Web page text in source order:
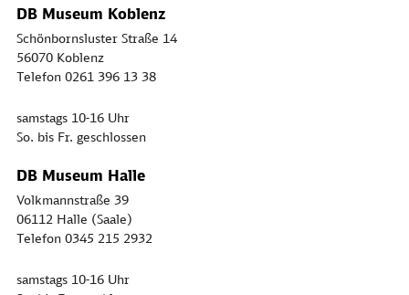
DB Museum Koblenz
Schönbornsluster Straße 14
56070 Koblenz
Telefon 0261 396 13 38
samstags 10-16 Uhr
So. bis Fr. geschlossen
DB Museum Halle
Volkmannstraße 39
06112 Halle (Saale)
Telefon 0345 215 2932
samstags 10-16 Uhr